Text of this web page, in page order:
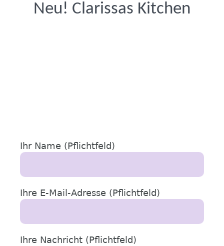
Neu! Clarissas Kitchen
Ihr Name (Pflichtfeld)
Ihre E-Mail-Adresse (Pflichtfeld)
Ihre Nachricht (Pflichtfeld)